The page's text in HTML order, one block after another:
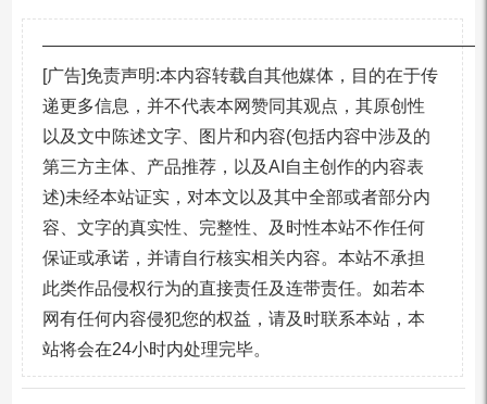
[广告]免责声明:本内容转载自其他媒体，目的在于传
递更多信息，并不代表本网赞同其观点，其原创性
以及文中陈述文字、图片和内容(包括内容中涉及的
第三方主体、产品推荐，以及AI自主创作的内容表
述)未经本站证实，对本文以及其中全部或者部分内
容、文字的真实性、完整性、及时性本站不作任何
保证或承诺，并请自行核实相关内容。本站不承担
此类作品侵权行为的直接责任及连带责任。如若本
网有任何内容侵犯您的权益，请及时联系本站，本
站将会在24小时内处理完毕。